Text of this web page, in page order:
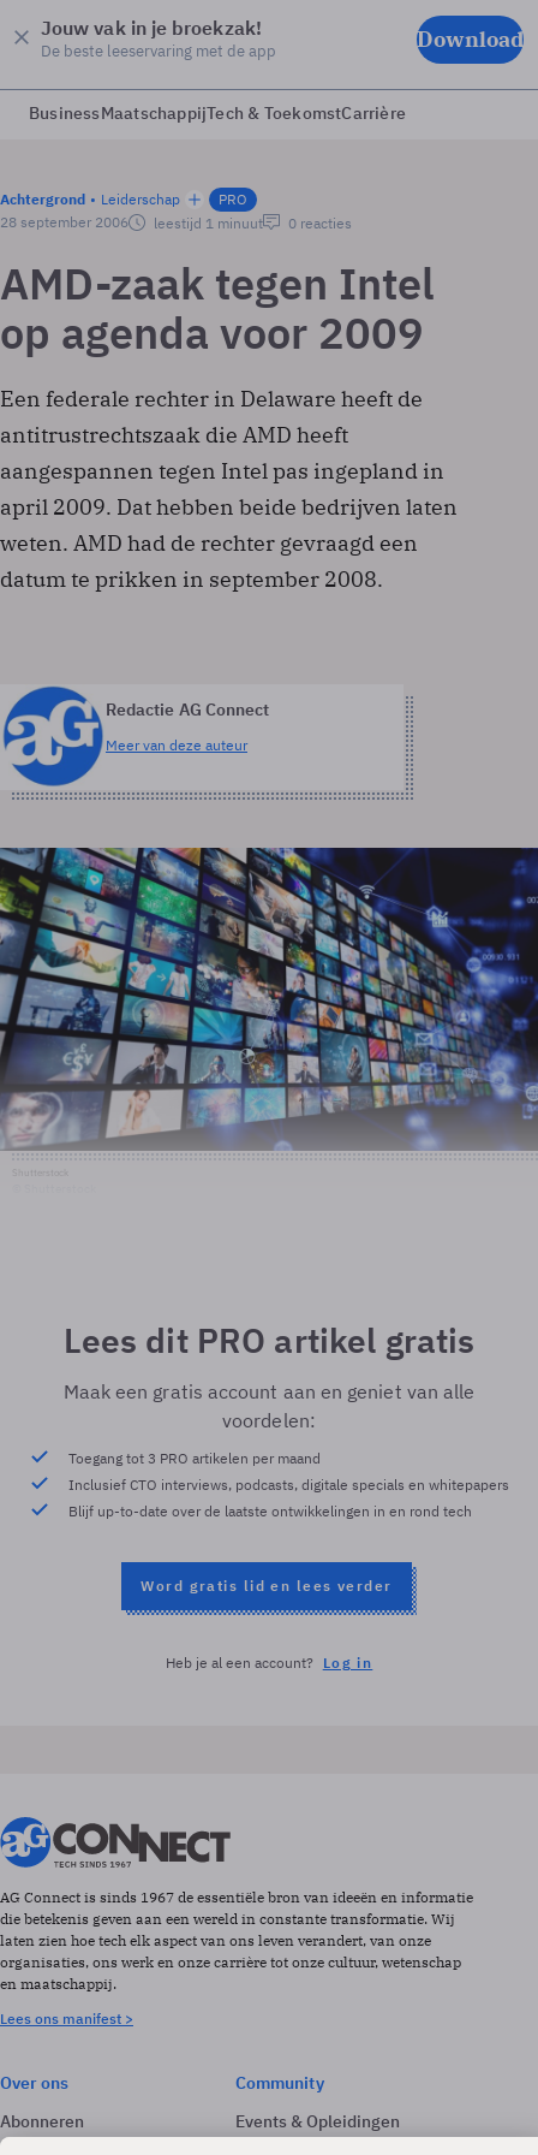
Jouw vak in je broekzak!
De beste leeservaring met de app Download
BusinessMaatschappijTech & ToekomstCarrière
Achtergrond Leiderschap
PRO
28 september 2006
leestijd 1 minuut 0 reacties
AMD-zaak tegen Intel
op agenda voor 2009
Een federale rechter in Delaware heeft de
antitrustrechtszaak die AMD heeft
aangespannen tegen Intel pas ingepland in
april 2009. Dat hebben beide bedrijven laten
weten. AMD had de rechter gevraagd een
datum te prikken in september 2008.
Redactie AG Connect
Meer van deze auteur
Lees dit PRO artikel gratis
Maak een gratis account aan en geniet van alle
voordelen:
Toegang tot 3 PRO artikelen per maand
Inclusief CTO interviews, podcasts, digitale specials en whitepapers
Blijf up-to-date over de laatste ontwikkelingen in en rond tech
Word gratis lid en lees verder
Heb je al een account? Log in
AG Connect is sinds 1967 de essentiële bron van ideeën en informatie
die betekenis geven aan een wereld in constante transformatie. Wij
laten zien hoe tech elk aspect van ons leven verandert, van onze
organisaties, ons werk en onze carrière tot onze cultuur, wetenschap
en maatschappij.
Lees ons manifest >
Over ons
Abonneren
Adverteren
Community
Events & Opleidingen